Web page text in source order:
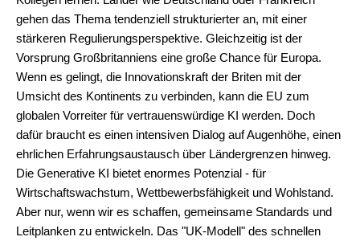
gehen das Thema tendenziell strukturierter an, mit einer
stärkeren Regulierungsperspektive. Gleichzeitig ist der
Vorsprung Großbritanniens eine große Chance für Europa.
Wenn es gelingt, die Innovationskraft der Briten mit der
Umsicht des Kontinents zu verbinden, kann die EU zum
globalen Vorreiter für vertrauenswürdige KI werden. Doch
dafür braucht es einen intensiven Dialog auf Augenhöhe, einen
ehrlichen Erfahrungsaustausch über Ländergrenzen hinweg.
Die Generative KI bietet enormes Potenzial - für
Wirtschaftswachstum, Wettbewerbsfähigkeit und Wohlstand.
Aber nur, wenn wir es schaffen, gemeinsame Standards und
Leitplanken zu entwickeln. Das "UK-Modell" des schnellen